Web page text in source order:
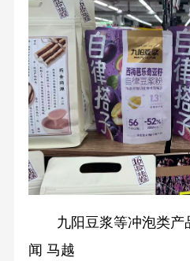
九阳豆浆等冲泡类
闻 马越